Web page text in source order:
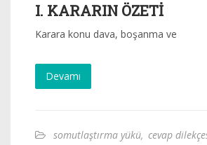
I. KARARIN ÖZETİ
Karara konu dava, boşanma ve
Devamı
somutlaştırma yükü, cevap